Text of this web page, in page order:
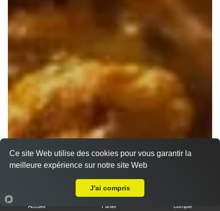
Accueil Panier Compte
Ce site Web utilise des cookies pour vous garantir la
meilleure expérience sur notre site Web
J'ai compris